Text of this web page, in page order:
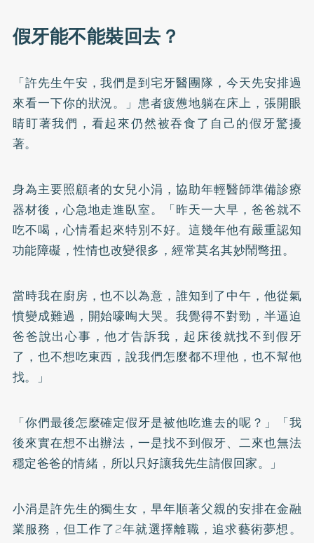
假牙能不能裝回去？
「許先生午安，我們是到宅牙醫團隊，今天先安排過
來看一下你的狀況。」患者疲憊地躺在床上，張開眼
睛盯著我們，看起來仍然被吞食了自己的假牙驚擾
著。
身為主要照顧者的女兒小涓，協助年輕醫師準備診療
器材後，心急地走進臥室。「昨天一大早，爸爸就不
吃不喝，心情看起來特別不好。這幾年他有嚴重認知
功能障礙，性情也改變很多，經常莫名其妙鬧彆扭。
當時我在廚房，也不以為意，誰知到了中午，他從氣
憤變成難過，開始嚎啕大哭。我覺得不對勁，半逼迫
爸爸說出心事，他才告訴我，起床後就找不到假牙
了，也不想吃東西，說我們怎麼都不理他，也不幫他
找。」
「你們最後怎麼確定假牙是被他吃進去的呢？」「我
後來實在想不出辦法，一是找不到假牙、二來也無法
穩定爸爸的情緒，所以只好讓我先生請假回家。」
小涓是許先生的獨生女，早年順著父親的安排在金融
業服務，但工作了2年就選擇離職，追求藝術夢想。